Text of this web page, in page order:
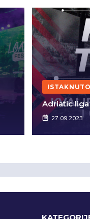
ISTAKNUTO
Adriatic
27.09.2023